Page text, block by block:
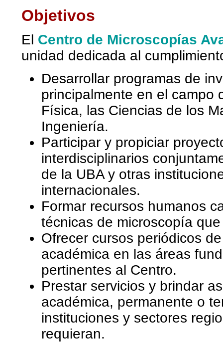
Objetivos
El Centro de Microscopías
unidad dedicada al
Desarrollar programas de
principalmente en el campo
Física, las Ciencias de los
Ingeniería.
Participar y propiciar
interdisciplinarios
de la UBA y otras
internacionales.
Formar recursos humanos
técnicas de microscopía
Ofrecer cursos periódicos
académica en las áreas
pertinentes al Centro.
Prestar servicios y brindar
académica, permanente o
instituciones y sectores
requieran.